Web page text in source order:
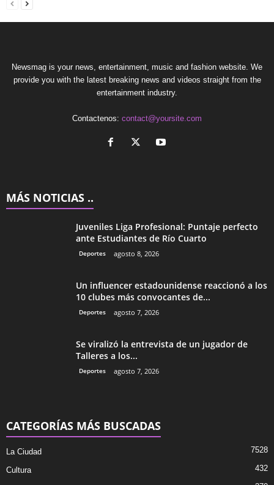
Newsmag is your news, entertainment, music and fashion website. We
provide you with the latest breaking news and videos straight from the
entertainment industry.
Contactenos: contact@yoursite.com
MÁS NOTICIAS ..
Juveniles Liga Profesional: Puntaje perfecto
ante Estudiantes de Río Cuarto
Deportes agosto 8, 2026
Un influencer estadounidense reaccionó a los
10 clubes más convocantes de...
Deportes agosto 7, 2026
Se viralizó la entrevista de un jugador de
Talleres a los...
Deportes agosto 7, 2026
CATEGORÍAS MÁS BUSCADAS
La Ciudad 7528
Cultura 432